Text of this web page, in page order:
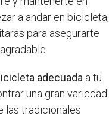
a andar en bicicleta,
para asegurarte
adecuada a tu
una gran variedad
las tradicionales